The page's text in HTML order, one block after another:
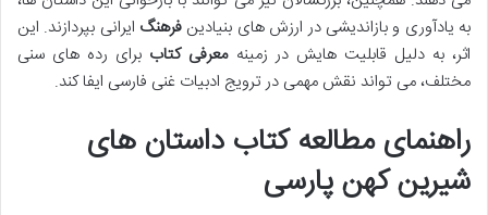
به یادآوری و بازاندیشی در ارزش های بنیادین فرهنگ ایرانی بپردازند. این
اثر، به دلیل قابلیت هایش در زمینهمعرفی کتاب برای رده های سنی
مختلف، می تواند نقش مهمی در ترویج ادبیات غنی فارسی ایفا کند.
راهنمای مطالعه کتاب داستان های
شیرین کهن پارسی